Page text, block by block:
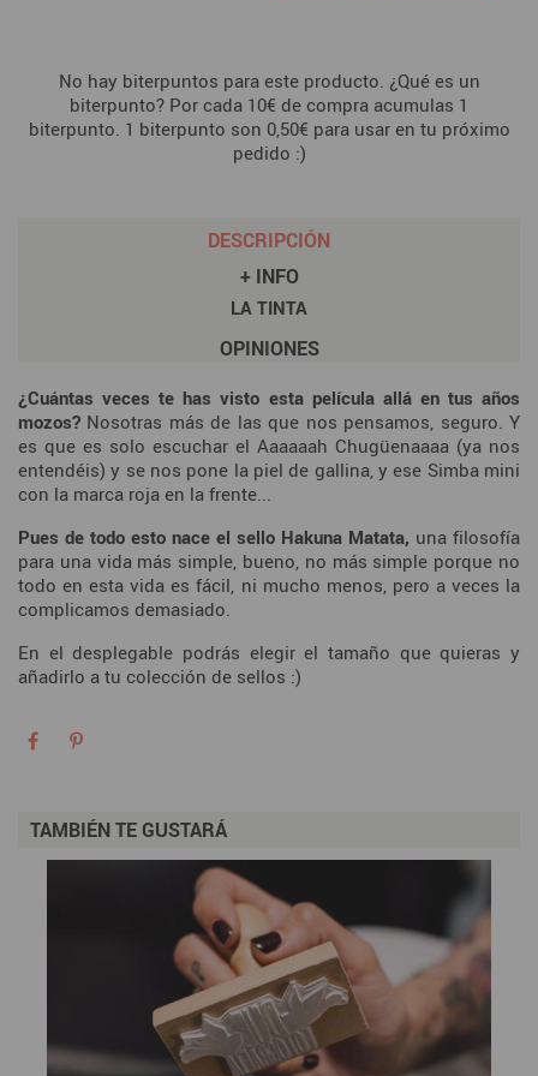
No hay biterpuntos para este producto. ¿Qué es un
biterpunto? Por cada 10€ de compra acumulas 1
biterpunto. 1 biterpunto son 0,50€ para usar en tu próximo
pedido :)
DESCRIPCIÓN
+ INFO
LA TINTA
OPINIONES
¿Cuántas veces te has visto esta película allá en tus años
mozos? Nosotras más de las que nos pensamos, seguro. Y
es que es solo escuchar el Aaaaaah Chugüenaaaa (ya nos
entendéis) y se nos pone la piel de gallina, y ese Simba mini
con la marca roja en la frente...
Pues de todo esto nace el sello Hakuna Matata, una filosofía
para una vida más simple, bueno, no más simple porque no
todo en esta vida es fácil, ni mucho menos, pero a veces la
complicamos demasiado.
En el desplegable podrás elegir el tamaño que quieras y
añadirlo a tu colección de sellos :)
TAMBIÉN TE GUSTARÁ